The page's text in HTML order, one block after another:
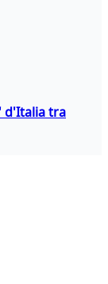
d'Italia tra